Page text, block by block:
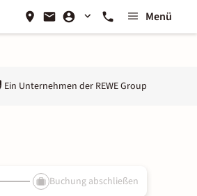
Menü
Ein Unternehmen der REWE Group
Buchung abschließen